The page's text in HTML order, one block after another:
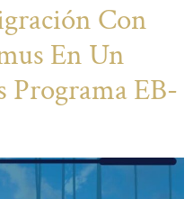
Con
En Un
EB-